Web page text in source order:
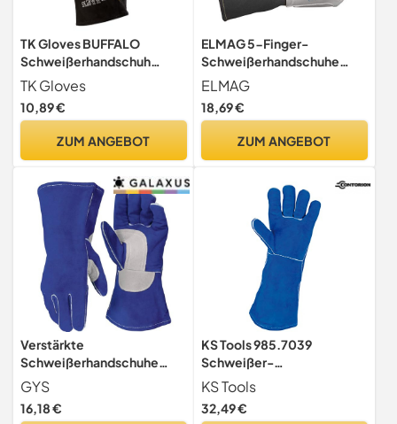
TK Gloves BUFFALO
Schweißerhandschuh
Montage-Handschuhe aus
Leder/Größe 10, 1
Paar/Handschuhe
ißschutzhandschuh mit
Rindspaltleder/Lederhands
chuhe
TK Gloves
10,89 €
ZUM ANGEBOT
ELMAG 5-Finger-
Schweißerhandschuhe
WELDAS 10-1004 XXL -
59141
ELMAG
18,69 €
ZUM ANGEBOT
Verstärkte
Schweißerhandschuhe
(T10), Blau, Gelb
GYS
16,18 €
KS Tools 985.7039
Schweißer-
Lederhandschuhe lang, L
KS Tools
32,49 €